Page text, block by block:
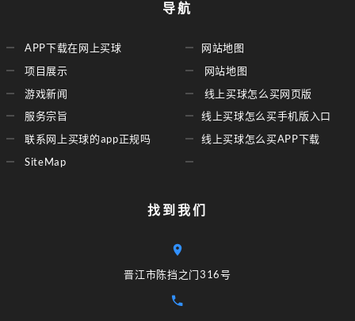
导航
APP下载在网上买球
项目展示
游戏新闻
服务宗旨
联系网上买球的app正规吗
SiteMap
网站地图
网站地图
线上买球怎么买网页版
线上买球怎么买手机版入口
线上买球怎么买APP下载
找到我们
晋江市陈挡之门316号